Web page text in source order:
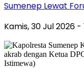
Sumenep Lewat
Kamis, 30 Jul 2026 -